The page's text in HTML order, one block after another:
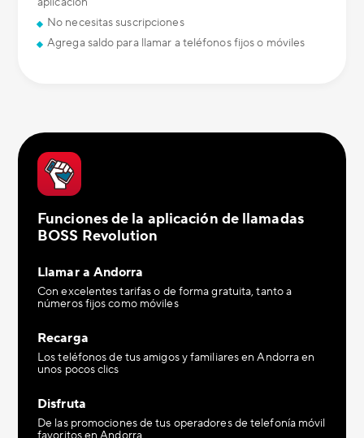
No necesitas suscripciones
Agrega saldo para llamar a teléfonos fijos o móviles
Funciones de la aplicación de llamadas
BOSS Revolution
Llamar a Andorra
Con excelentes tarifas o de forma gratuita, tanto a
números fijos como móviles
Recarga
Los teléfonos de tus amigos y familiares en Andorra en
unos pocos clics
Disfruta
De las promociones de tus operadores de telefonía móvil